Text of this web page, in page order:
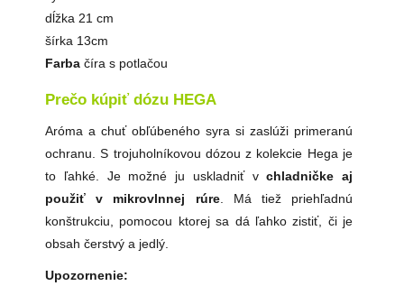
dĺžka 21 cm
šírka 13cm
Farba číra s potlačou
Prečo kúpiť dózu HEGA
Aróma a chuť obľúbeného syra si zaslúži primeranú
ochranu. S trojuholníkovou dózou z kolekcie Hega je
to ľahké. Je možné ju uskladniť vchladničke aj
použiť v mikrovlnnej rúre. Má tiež priehľadnú
konštrukciu, pomocou ktorej sa dá ľahko zistiť, či je
obsah čerstvý a jedlý.
Upozornenie: